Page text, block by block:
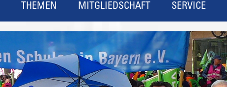
THEMEN MITGLIEDSCHAFT SERVICE